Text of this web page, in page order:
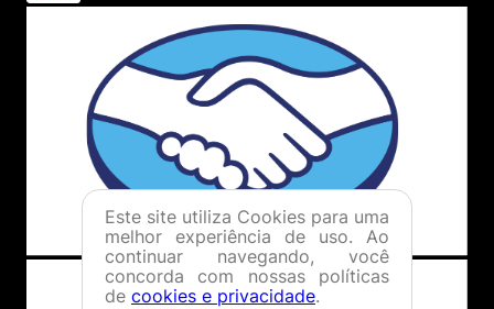
Este site utiliza Cookies para uma
melhor experiência de uso. Ao
continuar navegando, você
concorda com nossas políticas
de cookies e privacidade.